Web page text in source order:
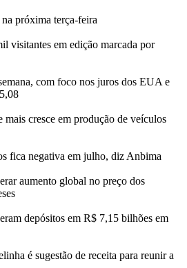
próxima terça-feira
visitantes em edição marcada por
com foco nos juros dos EUA e
mais cresce em produção de veículos
fica negativa em julho, diz Anbima
aumento global no preço dos
depósitos em R$ 7,15 bilhões em
é sugestão de receita para reunir a